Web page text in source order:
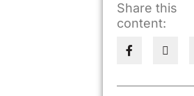
Share this
content: